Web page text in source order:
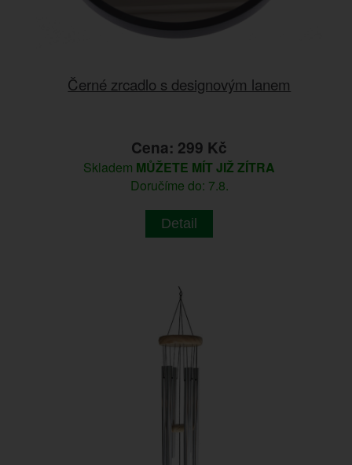
Černé zrcadlo s designovým lanem
Cena: 299 Kč
Skladem MŮŽETE MÍT JIŽ ZÍTRA
Doručíme do: 7.8.
Detail